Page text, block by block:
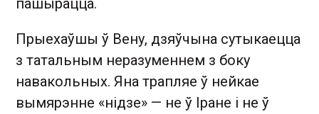
пашырацца.
Прыехаўшы ў Вену, дзяўчына сутыкаецца
з татальным неразуменнем з боку
навакольных. Яна трапляе ў нейкае
вымярэнне «нідзе» — не ў Іране і не ў